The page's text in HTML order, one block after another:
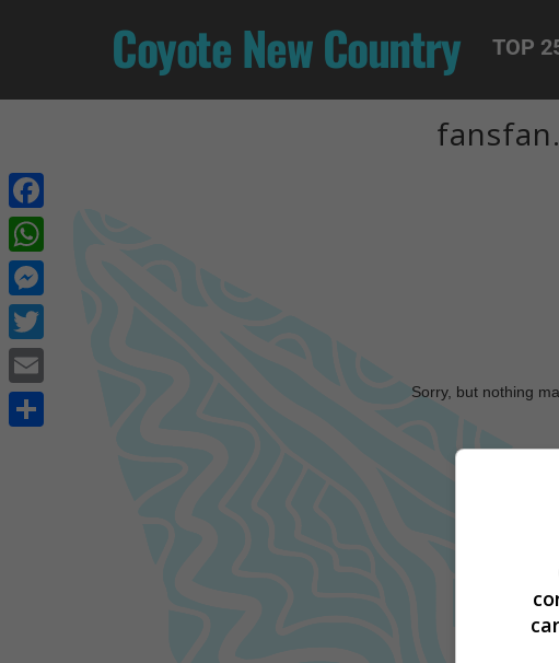
Coyote New Country TOP
Sorry, but nothing
Facebook
WhatsApp
Messenger
Twitter
Email